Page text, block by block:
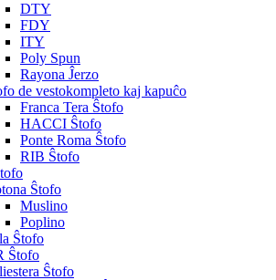
DTY
FDY
ITY
Poly Spun
Rayona Ĵerzo
de vestokompleto kaj kapuĉo
Franca Tera Ŝtofo
HACCI Ŝtofo
Ponte Roma Ŝtofo
RIB Ŝtofo
Ŝtofo
Muslino
Poplino
Ŝtofo
Ŝtofo
Ŝtofo